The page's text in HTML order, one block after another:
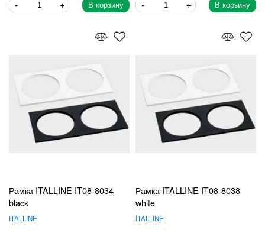
В корзину В корзину
Рамка ITALLINE IT08-8034
black
ITALLINE
Рамка ITALLINE IT08-8038
white
ITALLINE